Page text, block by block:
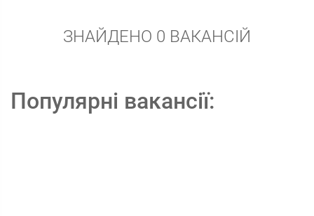
ЗНАЙДЕНО 0 ВАКАНСІЙ
Популярні вакансії: